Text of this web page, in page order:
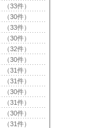
（33件）
（30件）
（33件）
（30件）
（32件）
（30件）
（31件）
（31件）
（30件）
（31件）
（30件）
（31件）